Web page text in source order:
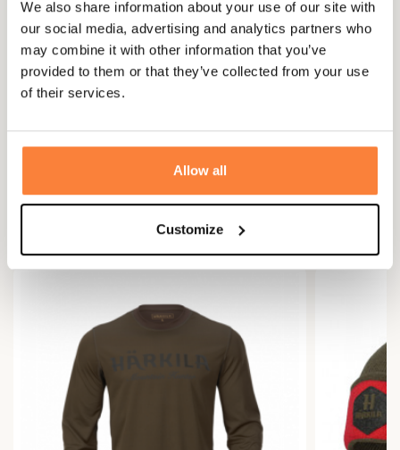
We also share information about your use of our site with
our social media, advertising and analytics partners who
may combine it with other information that you’ve
provided to them or that they’ve collected from your use
of their services.
Allow all
Customize
Questions (FAQs)
Questions (FAQs)
Poser une question
Vous aimerez aussi